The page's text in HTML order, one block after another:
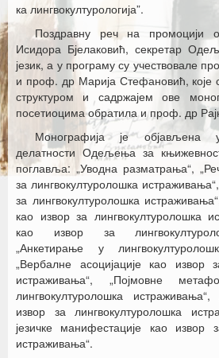
ка лингвокултурологија”.
Поздравну реч на промоцији
Исидора Бјелаковић, секретар
језик, а у програму су учествовале
и проф. др Марија Стефановић, које
структуром и садржајем ове
посетиоцима обратила и проф. др
Монографија је објављена
делатности Одељења за
поглавља: „Уводна разматрања“,
за лингвокултуролошка
за лингвокултуролошка
као извор за лингвокултуролошка
као извор за
„Анкетирање у
„Вербалне асоцијације као извор
истраживања“, „Појмовне
лингвокултуролошка
извор за лингвокултуролошка
језичке манифестације као извор
истраживања“.